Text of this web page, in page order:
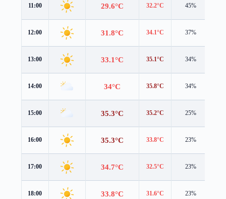
11:00 29.6°C 32.2°C 45%
12:00 31.8°C 34.1°C 37%
13:00 33.1°C 35.1°C 34%
14:00 34°C 35.8°C 34%
15:00 35.3°C 35.2°C 25%
16:00 35.3°C 33.8°C 23%
17:00 34.7°C 32.5°C 23%
18:00 33.8°C 31.6°C 23%